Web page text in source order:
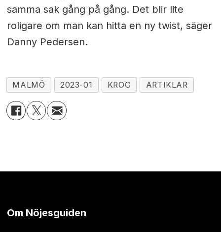
samma sak gång på gång. Det blir lite
roligare om man kan hitta en ny twist, säger
Danny Pedersen.
MALMÖ 2023-01 KROG ARTIKLAR
Om Nöjesguiden